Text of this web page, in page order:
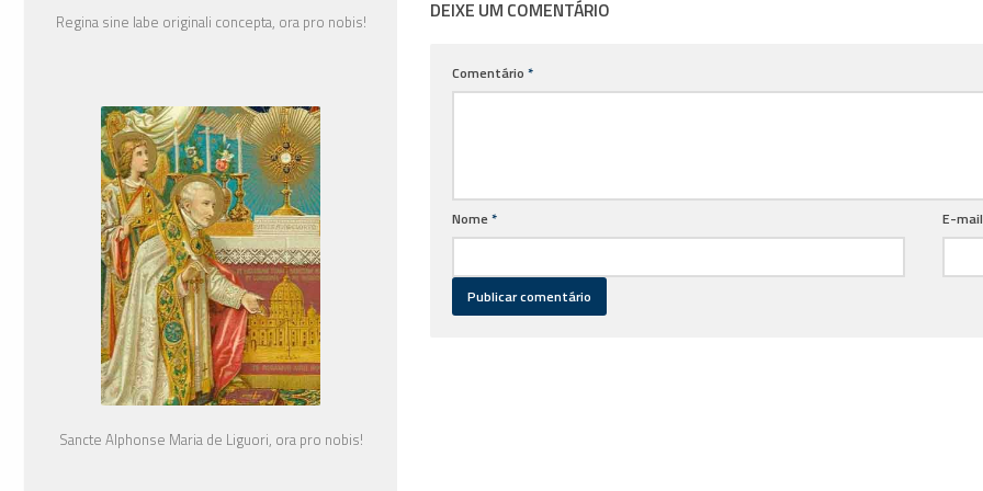
DEIXE UM COMENTÁRIO
Comentário *
Nome * E-
Regina sine labe originali concepta, ora pro nobis!
Sancte Alphonse Maria de Liguori, ora pro nobis!